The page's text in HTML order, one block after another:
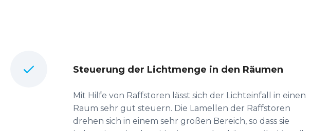
Steuerung der Lichtmenge in den Räumen
Mit Hilfe von Raffstoren lässt sich der Lichteinfall in einen
Raum sehr gut steuern. Die Lamellen der Raffstoren
drehen sich in einem sehr großen Bereich, so dass sie